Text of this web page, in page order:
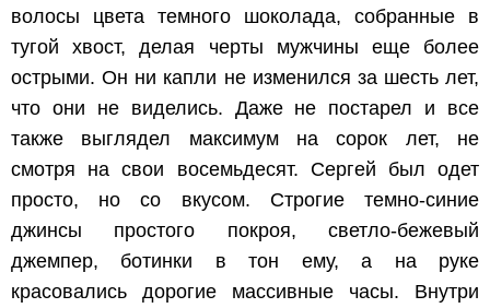
волосы цвета темного шоколада, собранные в
тугой хвост, делая черты мужчины еще более
острыми. Он ни капли не изменился за шесть лет,
что они не виделись. Даже не постарел и все
также выглядел максимум на сорок лет, не
смотря на свои восемьдесят. Сергей был одет
просто, но со вкусом. Строгие темно-синие
джинсы простого покроя, светло-бежевый
джемпер, ботинки в тон ему, а на руке
красовались дорогие массивные часы. Внутри